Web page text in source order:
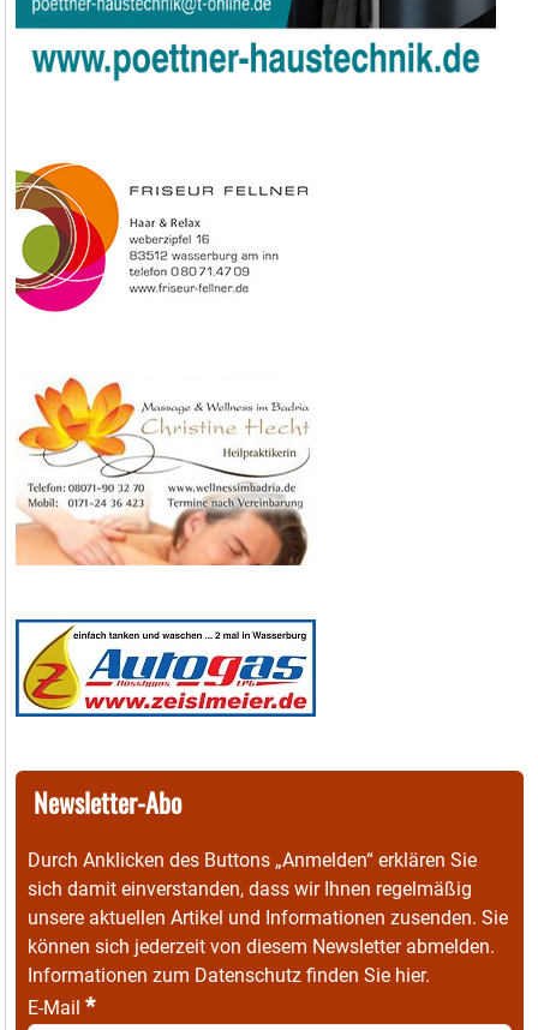
Newsletter-Abo
Durch Anklicken des Buttons „Anmelden“ erklären Sie
sich damit einverstanden, dass wir Ihnen regelmäßig
unsere aktuellen Artikel und Informationen zusenden. Sie
können sich jederzeit von diesem Newsletter abmelden.
Informationen zum Datenschutz finden Sie hier.
E-Mail *